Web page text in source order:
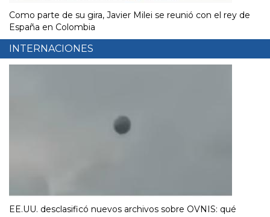
Como parte de su gira, Javier Milei se reunió con el rey de
España en Colombia
INTERNACIONES
EE.UU. desclasificó nuevos archivos sobre OVNIS: qué